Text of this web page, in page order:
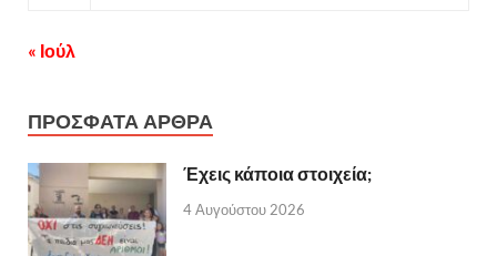
« Ιούλ
ΠΡΟΣΦΑΤΑ ΑΡΘΡΑ
Έχεις κάποια στοιχεία;
4 Αυγούστου 2026